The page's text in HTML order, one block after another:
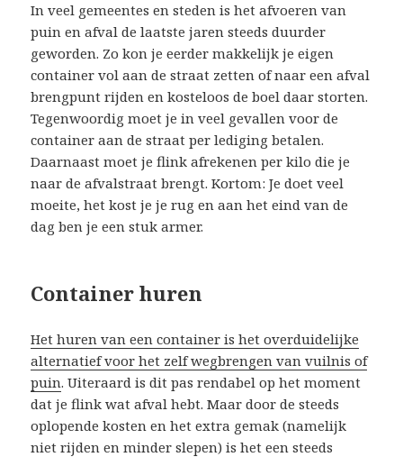
In veel gemeentes en steden is het afvoeren van
puin en afval de laatste jaren steeds duurder
geworden. Zo kon je eerder makkelijk je eigen
container vol aan de straat zetten of naar een afval
brengpunt rijden en kosteloos de boel daar storten.
Tegenwoordig moet je in veel gevallen voor de
container aan de straat per lediging betalen.
Daarnaast moet je flink afrekenen per kilo die je
naar de afvalstraat brengt. Kortom: Je doet veel
moeite, het kost je je rug en aan het eind van de
dag ben je een stuk armer.
Container huren
Het huren van een container is het overduidelijke
alternatief voor het zelf wegbrengen van vuilnis of
puin. Uiteraard is dit pas rendabel op het moment
dat je flink wat afval hebt. Maar door de steeds
oplopende kosten en het extra gemak (namelijk
niet rijden en minder slepen) is het een steeds